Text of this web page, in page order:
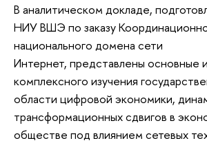
В аналитическом докладе,
НИУ ВШЭ по заказу
национального домена сети
Интернет, представлены основные
комплексного изучения
области цифровой экономики,
трансформационных сдвигов в
обществе под влиянием сетевых